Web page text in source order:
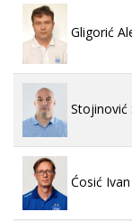
Gligorić
Stojinović
Ćosić Ivan